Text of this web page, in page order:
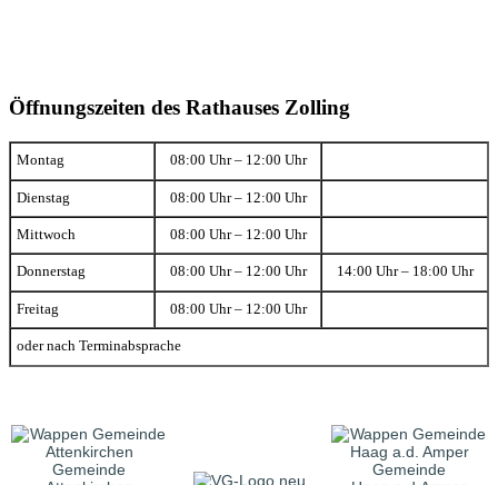
Öffnungszeiten des Rathauses Zolling
Montag 08:00 Uhr – 12:00 Uhr
Dienstag 08:00 Uhr – 12:00 Uhr
Mittwoch 08:00 Uhr – 12:00 Uhr
Donnerstag 08:00 Uhr – 12:00 Uhr 14:00 Uhr – 18:00 Uhr
Freitag 08:00 Uhr – 12:00 Uhr
oder nach Terminabsprache
Gemeinde
Gemeinde